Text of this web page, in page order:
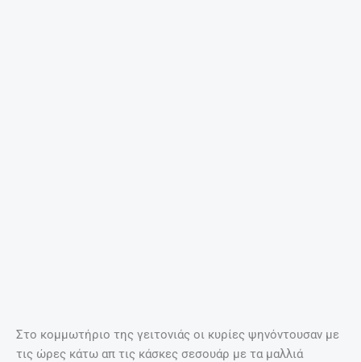
Στο κομμωτήριο της γειτονιάς οι κυρίες ψηνόντουσαν με
τις ώρες κάτω απ τις κάσκες σεσουάρ με τα μαλλιά